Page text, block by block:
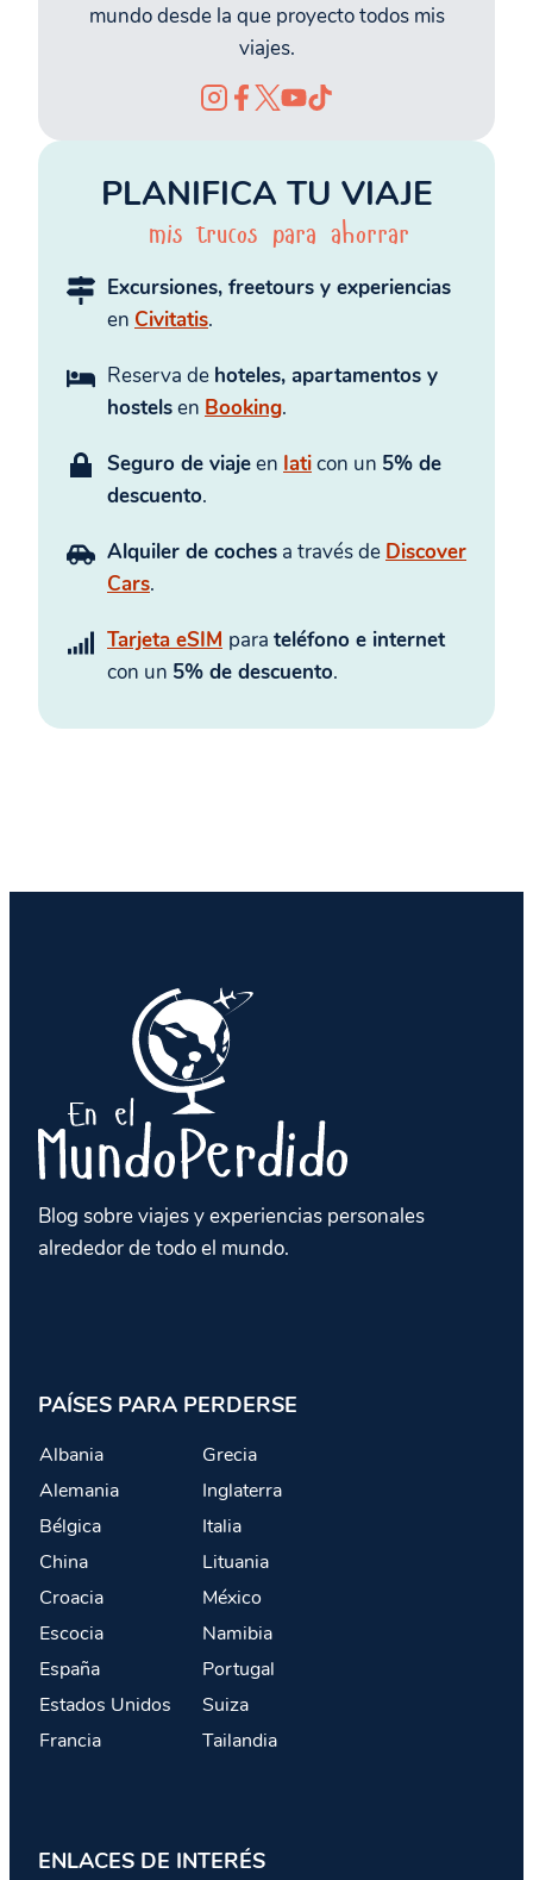
mundo desde la que proyecto todos mis
viajes.
PLANIFICA TU VIAJE
mis trucos para ahorrar
Excursiones, freetours y experiencias
en Civitatis.
Reserva de hoteles, apartamentos y
hostelsen Booking.
Seguro de viajeen Iaticon un 5% de
descuento.
Alquiler de coches a través de Discover
Cars.
Tarjeta eSIM para teléfono e internet
con un 5% de descuento.
Blog sobre viajes y experiencias personales
alrededor de todo el mundo.
PAÍSES PARA PERDERSE
Albania
Alemania
Bélgica
China
Croacia
Escocia
España
Estados Unidos
Francia
Grecia
Inglaterra
Italia
Lituania
México
Namibia
Portugal
Suiza
Tailandia
ENLACES DE INTERÉS